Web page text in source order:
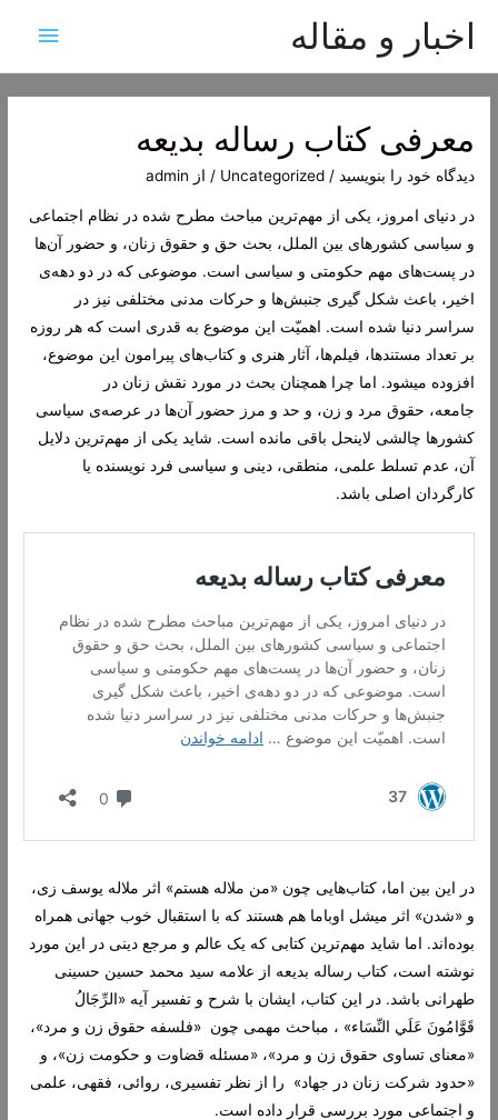
اخبار و مقاله
اصلی
معرفی کتاب رساله بدیعه
دیدگاه‌ خود را بنویسید /
Uncategorized/ از admin
در دنیای امروز، یکی از مهم‌ترین مباحث مطرح شده در نظام اجتماعی
و سیاسی کشورهای بین الملل، بحث حق و حقوقزنان، و حضور آن‌ها
در پست‌های مهم حکومتی و سیاسی است. موضوعی که در دو دهه‌ی
اخیر، باعث شکل گیری جنبش‌ها و حرکات مدنی مختلفی نیز در
سراسر دنیا شده است. اهمیّت این موضوع به قدری است که هر روزه
بر تعداد مستندها، فیلم‌ها، آثار هنری و کتاب‌های پیرامون این موضوع،
افزوده میشود. اما چرا همچنان بحث در مورد نقش زنان در
جامعه،حقوق مرد و زن، و حد و مرز حضور آن‌ها در عرصه‌ی سیاسی
کشورها چالشی لاینحل باقی مانده است. شاید یکی از مهم‌ترین دلایل
آن، عدم تسلط علمی، منطقی، دینی و سیاسی فرد نویسنده یا
کارگردان اصلی باشد.
در این بین اما، کتاب‌هایی چون «من ملاله هستم» اثر ملاله یوسف زی،
و «شدن» اثر میشل اوباما هم هستند که با استقبال خوب جهانی همراه
بوده‌اند. اما شاید مهم‌ترین کتابی که یک عالم و مرجع دینی در این مورد
نوشته است،کتاب رساله بدیعهاز علامه سید محمد حسین حسینی
طهرانی باشد. در این کتاب، ایشان با شرح و تفسیر آیه «الرِّجَالُ
قَوَّامُونَ عَلَي‌ النِّسَاء» ، مباحث مهمی چون «فلسفه حقوق زن و مرد»،
«معنای تساوی حقوق زن و مرد»، «مسئله قضاوت و حکومت زن»، و
«حدود شرکت زنان در جهاد» را از نظر تفسیری، روائی، فقهی، علمی
و اجتماعی مورد بررسی قرار داده است.